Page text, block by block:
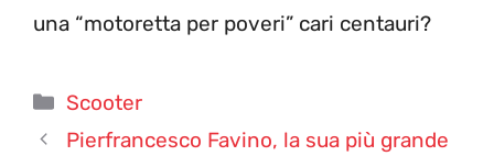
una “motoretta per poveri” cari centauri?
Categorie
Scooter
Pierfrancesco Favino, la sua più grande